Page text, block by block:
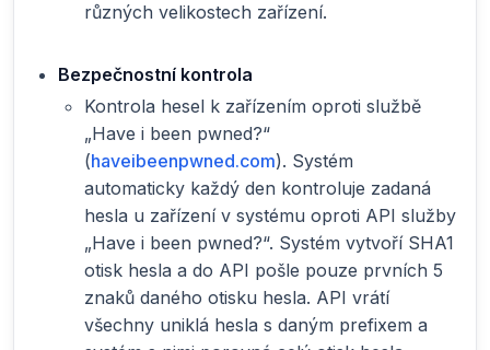
různých velikostech zařízení.
Bezpečnostní kontrola
Kontrola hesel k zařízením oproti službě
„Have i been pwned?“
(haveibeenpwned.com). Systém
automaticky každý den kontroluje zadaná
hesla u zařízení v systému oproti API služby
„Have i been pwned?“. Systém vytvoří SHA1
otisk hesla a do API pošle pouze prvních 5
znaků daného otisku hesla. API vrátí
všechny uniklá hesla s daným prefixem a